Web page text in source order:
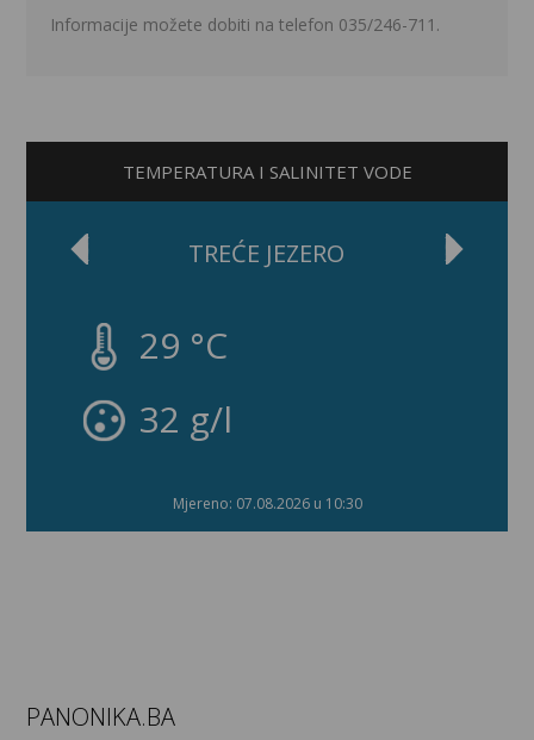
Informacije možete dobiti na telefon 035/246-711.
TEMPERATURA I SALINITET VODE
TREĆE JEZERO
29 °C
32 g/l
Mjereno: 07.08.2026 u 10:30
PANONIKA.BA